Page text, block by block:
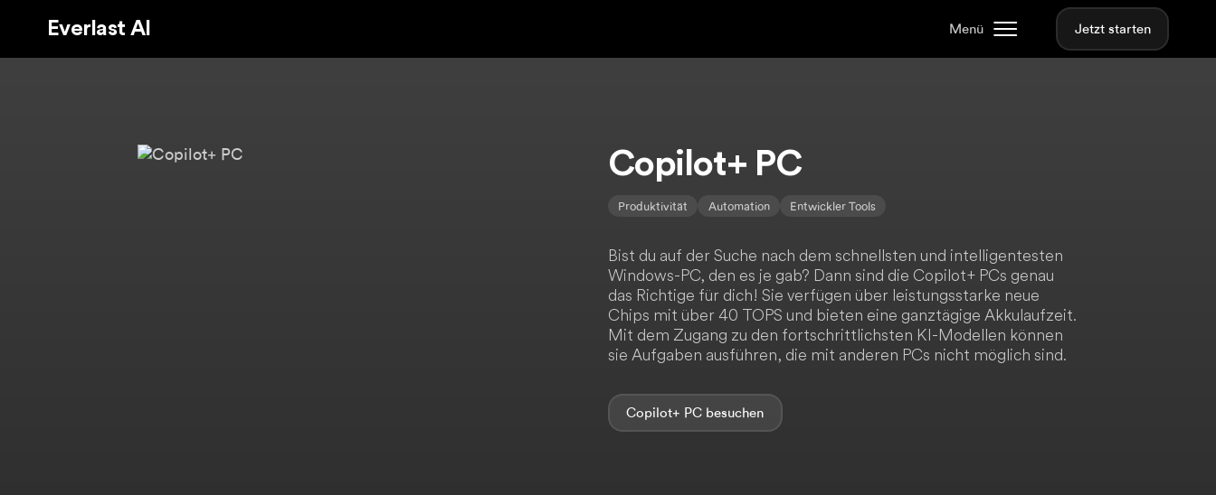
Everlast AI Menü Jetzt starten
Copilot+ PC
Produktivität Automation Entwickler Tools
Bist du auf der Suche nach dem schnellsten und intelligentesten
Windows-PC, den es je gab? Dann sind die Copilot+ PCs genau
das Richtige für dich! Sie verfügen über leistungsstarke neue
Chips mit über 40 TOPS und bieten eine ganztägige Akkulaufzeit.
Mit dem Zugang zu den fortschrittlichsten KI-Modellen können
sie Aufgaben ausführen, die mit anderen PCs nicht möglich sind.
Copilot+ PC